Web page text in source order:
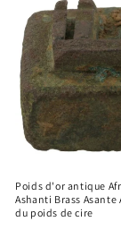
Poids d'or antique
Ashanti Brass Asante
du poids de cire